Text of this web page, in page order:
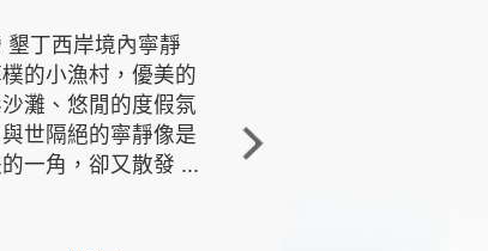
墾丁西岸境內寧靜
的小漁村，優美的
灘、悠閒的度假氛
與世隔絕的寧靜像是
一角，卻又散發 ...
角的端點，冬季海浪拍打
著礁岸，旺盛的侵蝕作